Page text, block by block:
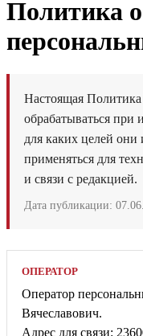
Политика
Настоящая
обрабатываться при
для каких целей они
применяться для
и связи с редакцией.
Дата публикации:
ОПЕРАТОР
Оператор
Вячеславович.
Адрес для связи: